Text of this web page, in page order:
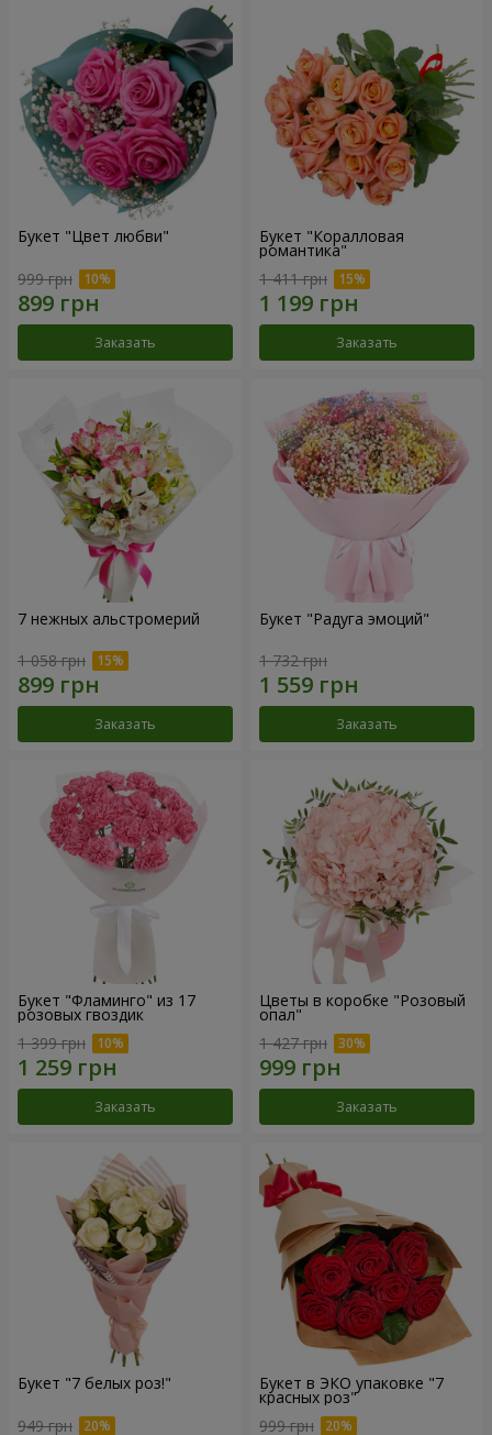
Букет "Цвет любви"
999 грн
Заказать
Букет "Коралловая
романтика"
1 411 грн
Заказать
7 нежных альстромерий
1 058 грн
Заказать
Букет "Радуга эмоций"
1 732 грн
Заказать
Букет "Фламинго" из 17
розовых гвоздик
1 399 грн
Заказать
Цветы в коробке "Розовый
опал"
1 427 грн
Заказать
Букет "7 белых роз!"
949 грн
Букет в ЭКО упаковке "7
красных роз"
999 грн